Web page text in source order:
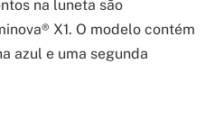
na luneta são
X1. O modelo contém
azul e uma segunda